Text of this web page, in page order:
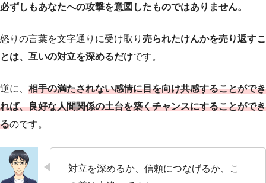
必ずしもあなたへの攻撃を意図したものではありません。
怒りの言葉を文字通りに受け取り 売られたけんかを売り返すこ
とは、互いの対立を深めるだけです。
逆に、 相手の満たされない感情に目を向け共感することができ
れば、良好な人間関係の土台を築くチャンスにすることができ
るのです。
対立を深めるか、信頼につなげるか、こ